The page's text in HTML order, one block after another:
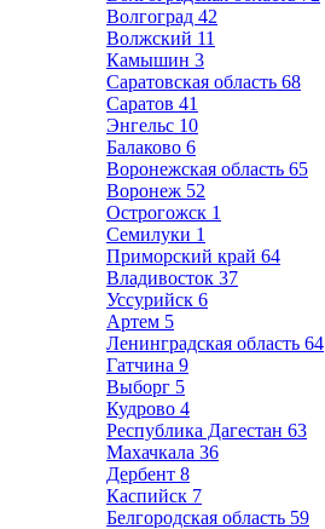
Волгоград 42
Волжский 11
Камышин 3
Саратовская область 68
Саратов 41
Энгельс 10
Балаково 6
Воронежская область 65
Воронеж 52
Острогожск 1
Семилуки 1
Приморский край 64
Владивосток 37
Уссурийск 6
Артем 5
Ленинградская область 64
Гатчина 9
Выборг 5
Кудрово 4
Республика Дагестан 63
Махачкала 36
Дербент 8
Каспийск 7
Белгородская область 59